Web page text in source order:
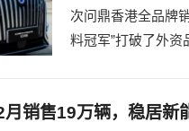
次问鼎香港全品牌
料冠军”打破了外
销售19万辆，稳居新